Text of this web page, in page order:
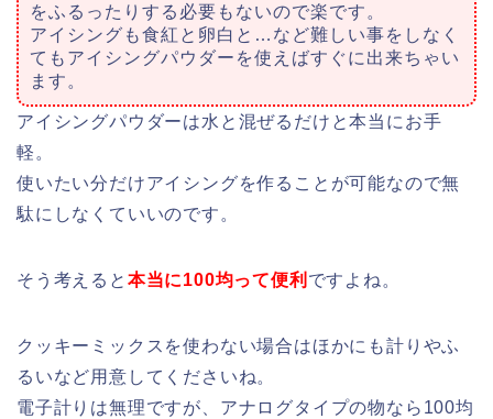
をふるったりする必要もないので楽です。
アイシングも食紅と卵白と…など難しい事をしなく
てもアイシングパウダーを使えばすぐに出来ちゃい
ます。
アイシングパウダーは水と混ぜるだけと本当にお手
軽。
使いたい分だけアイシングを作ることが可能なので無
駄にしなくていいのです。
そう考えると 本当に100均って便利 ですよね。
クッキーミックスを使わない場合はほかにも計りやふ
るいなど用意してくださいね。
電子計りは無理ですが、アナログタイプの物なら100均